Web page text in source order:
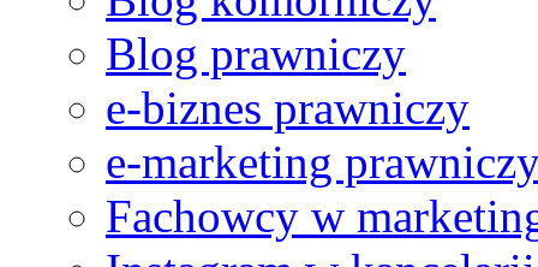
Blog prawniczy
e-biznes prawniczy
e-marketing
Fachowcy w